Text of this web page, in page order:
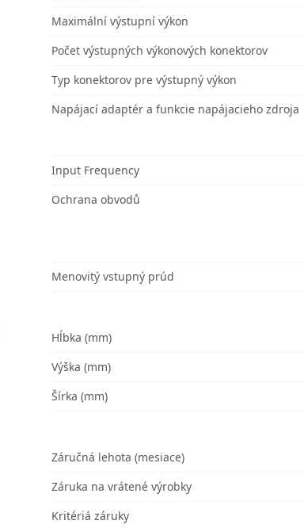
Maximální výstupní výkon
Počet výstupných výkonových konektorov
Typ konektorov pre výstupný výkon
Napájací adaptér a funkcie napájacieho zdroja
Input Frequency
Ochrana obvodů
Menovitý vstupný prúd
Hĺbka (mm)
Výška (mm)
Šírka (mm)
Záručná lehota (mesiace)
Záruka na vrátené výrobky
Kritériá záruky